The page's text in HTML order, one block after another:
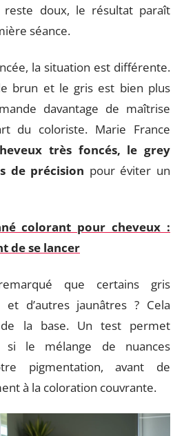
reste doux, le résultat paraît
séance.
la situation est différente.
brun et le gris est bien plus
davantage de maîtrise
du coloriste. Marie France
très foncés, le grey
de précision pour éviter un
colorant pour cheveux :
de se lancer
que certains gris
et d’autres jaunâtres ? Cela
la base. Un test permet
le mélange de nuances
pigmentation, avant de
à la coloration couvrante.